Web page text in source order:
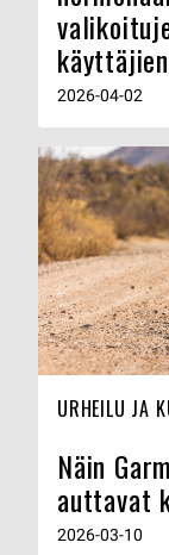
2026-04-02
URHEILU JA
Näin
auttavat
2026-03-10